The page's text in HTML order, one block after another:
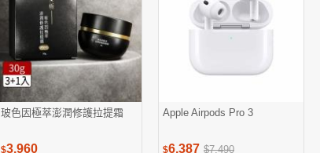
玻色因極萃澎潤修護拉提霜
$3,960
Apple Airpods Pro 3
$6,387 $7,490